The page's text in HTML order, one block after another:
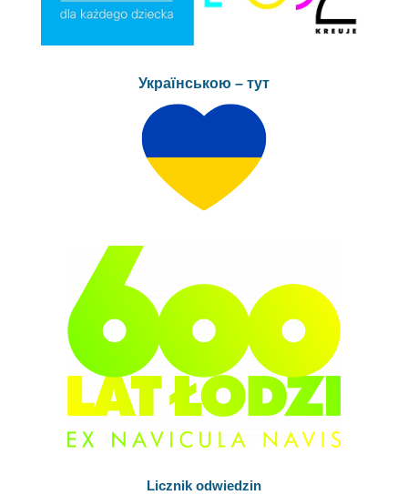
Українською – тут
Licznik odwiedzin